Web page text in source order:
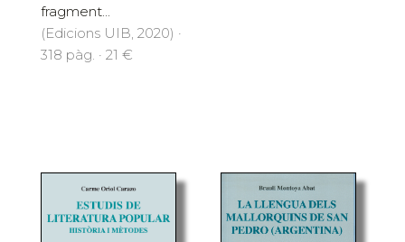
fragment...
(Edicions UIB, 2020) ·
318 pàg. · 21 €